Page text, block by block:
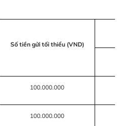
Số tiền gửi tối thiểu (VND)
100.000.000
100.000.000